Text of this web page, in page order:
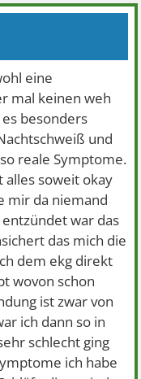
eine
mal keinen weh
besonders
und
reale Symptome.
alles soweit okay
mir da niemand
war das
das mich die
dem ekg direkt
wovon schon
ist zwar von
ich dann so in
schlecht ging
ich habe